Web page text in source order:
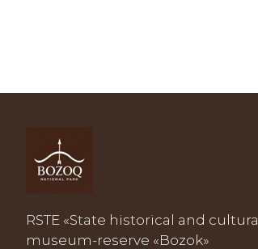
RSTE «State historical and cultural
museum-reserve «Bozok»